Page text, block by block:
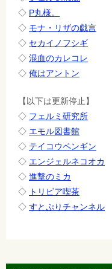
◇ P丸様。
◇ モナ・リザの戯言
◇ セカイノフシギ
◇ 混血のカレコレ
◇ 俺はアントン
【以下は更新停止】
◇ フェルミ研究所
◇ エモル図書館
◇ テイコウペンギン
◇ エンジェルネコオカ
◇ 進撃のミカ
◇ トリビア喫茶
◇ すとぷりチャンネル